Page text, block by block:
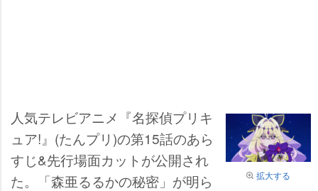
拡大する
人気テレビアニメ『名探偵プリキ
ュア!』(たんプリ)の第15話のあら
すじ&先行場面カットが公開され
た。「森亜るるかの秘密」が明ら